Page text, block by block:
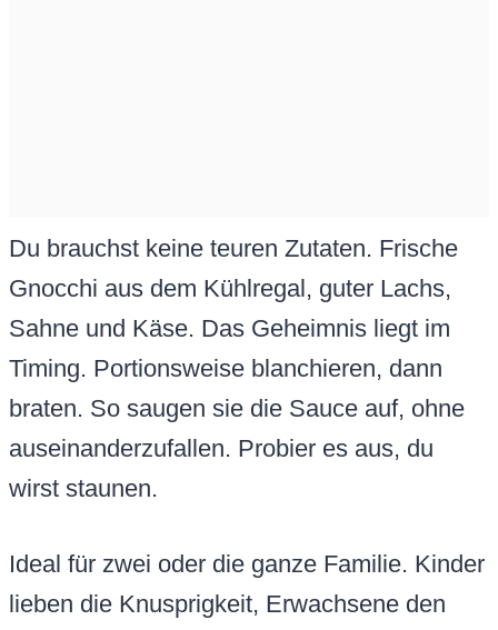
Du brauchst keine teuren Zutaten. Frische
Gnocchi aus dem Kühlregal, guter Lachs,
Sahne und Käse. Das Geheimnis liegt im
Timing. Portionsweise blanchieren, dann
braten. So saugen sie die Sauce auf, ohne
auseinanderzufallen. Probier es aus, du
wirst staunen.
Ideal für zwei oder die ganze Familie. Kinder
lieben die Knusprigkeit, Erwachsene den